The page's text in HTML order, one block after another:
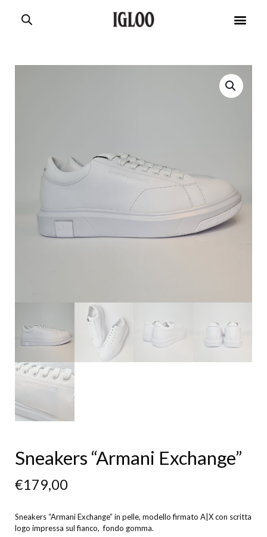
Sneakers “Armani Exchange”
€179,00
Sneakers “Armani Exchange” in pelle, modello firmato A|X con scritta
logo impressa sul fianco, fondo gomma.